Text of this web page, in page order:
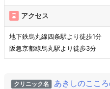
アクセス
地下鉄烏丸線四条駅より徒歩1分
阪急京都線烏丸駅より徒歩3分
クリニック名 あきしのここ